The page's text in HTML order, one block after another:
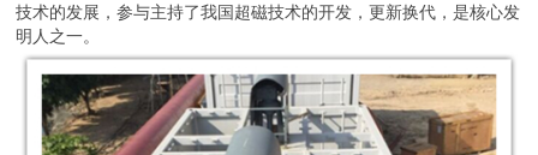
技术的发展，参与主持了我国超磁技术的开发，更新换代，是核心发
明人之一。